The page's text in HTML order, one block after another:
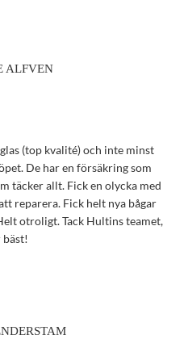
ALFVEN
(top kvalité) och inte minst
De har en försäkring som
täcker allt. Fick en olycka med
reparera. Fick helt nya bågar
otroligt. Tack Hultins teamet,
bäst!